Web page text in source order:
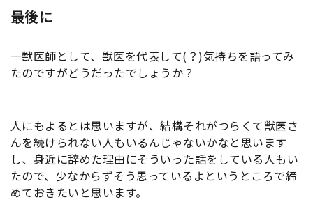
最後に
一獣医師として、獣医を代表して(？)気持ちを語ってみ
たのですがどうだったでしょうか？
人にもよるとは思いますが、結構それがつらくて獣医さ
んを続けられない人もいるんじゃないかなと思います
し、身近に辞めた理由にそういった話をしている人もい
たので、少なからずそう思っているよというところで締
めておきたいと思います。